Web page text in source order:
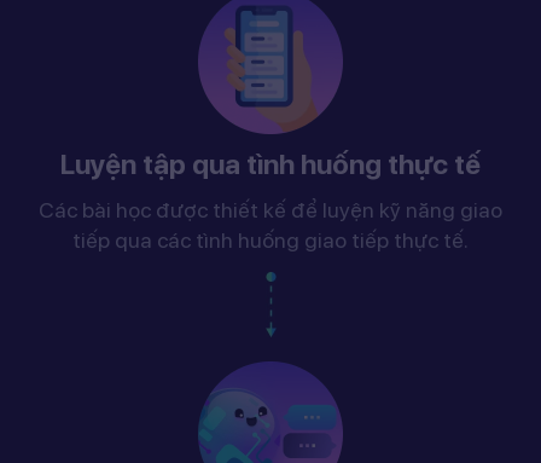
Luyện tập qua tình huống thực tế
Các bài học được thiết kế để luyện kỹ năng giao
tiếp qua các tình huống giao tiếp thực tế.